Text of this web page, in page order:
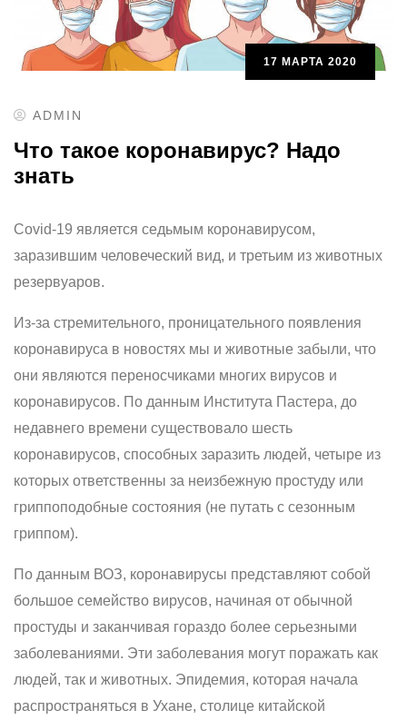
17 МАРТА 2020
ADMIN
Что такое коронавирус? Надо
знать
Covid-19 является седьмым коронавирусом,
заразившим человеческий вид, и третьим из животных
резервуаров.
Из-за стремительного, проницательного появления
коронавируса в новостях мы и животные забыли, что
они являются переносчиками многих вирусов и
коронавирусов. По данным Института Пастера, до
недавнего времени существовало шесть
коронавирусов, способных заразить людей, четыре из
которых ответственны за неизбежную простуду или
гриппоподобные состояния (не путать с сезонным
гриппом).
По данным ВОЗ, коронавирусы представляют собой
большое семейство вирусов, начиная от обычной
простуды и заканчивая гораздо более серьезными
заболеваниями. Эти заболевания могут поражать как
людей, так и животных. Эпидемия, которая начала
распространяться в Ухане, столице китайской